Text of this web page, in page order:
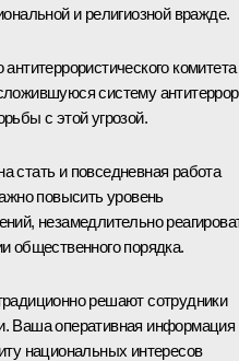
и религиозной вражде.
комитета
систему
с этой угрозой.
стать и повседневная работа
повысить уровень
незамедлительно
общественного порядка.
решают сотрудники
Ваша оперативная информация
национальных интересов